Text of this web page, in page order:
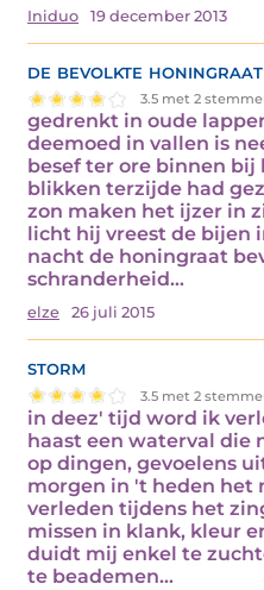
Iniduo 19 december 2013
de bevolkte honingraat
3.5 met 2
gedrenkt in oude
deemoed in vallen is
besef ter ore binnen
blikken terzijde had
zon maken het ijzer in
licht hij vreest de bijen
nacht de honingraat
schranderheid…
elze 26 juli 2015
storm
3.5 met 2
in deez' tijd word ik
haast een waterval
op dingen, gevoelens
morgen in 't heden het
verleden tijdens het
missen in klank, kleur
duidt mij enkel te
te beademen…